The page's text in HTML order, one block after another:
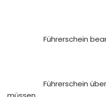
Führerschein
Führerschein